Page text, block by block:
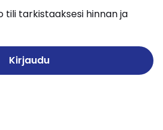
tili tarkistaaksesi hinnan ja
Kirjaudu